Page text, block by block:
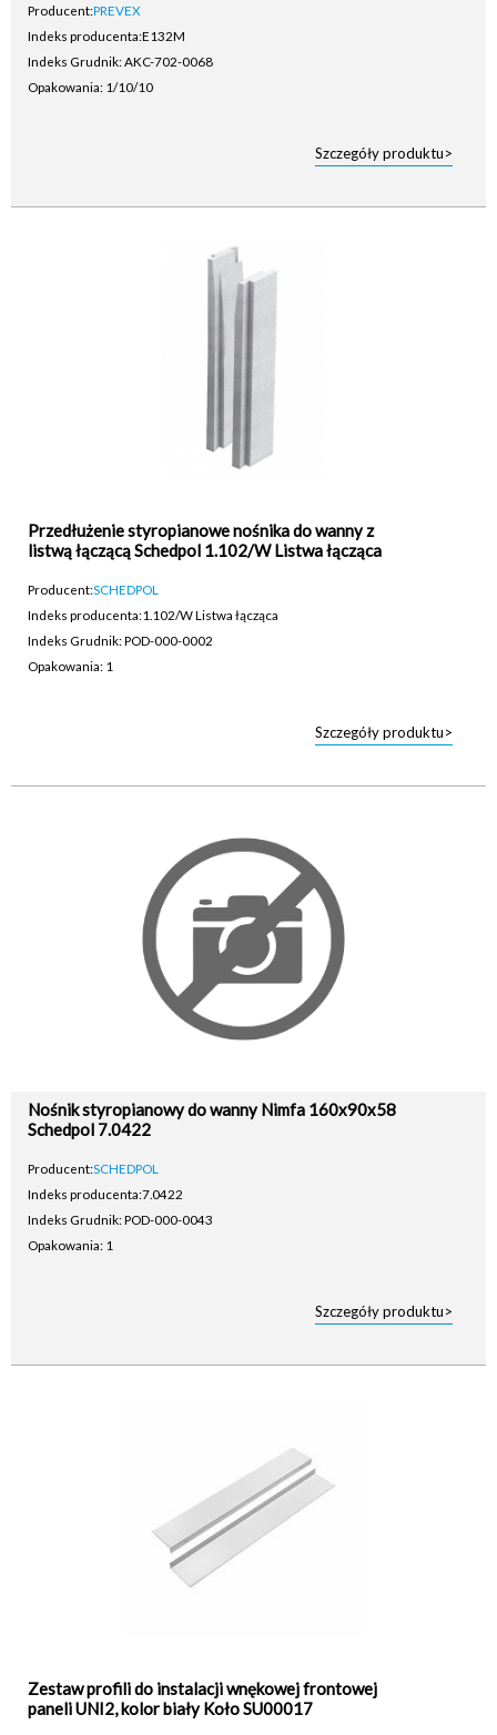
Producent:PREVEX
Indeks producenta:E132M
Indeks Grudnik: AKC-702-0068
Opakowania: 1/10/10
Szczegóły produktu>
Przedłużenie styropianowe nośnika do wanny z
listwą łączącą Schedpol 1.102/W Listwa łącząca
Producent:SCHEDPOL
Indeks producenta:1.102/W Listwa łącząca
Indeks Grudnik: POD-000-0002
Opakowania: 1
Szczegóły produktu>
Nośnik styropianowy do wanny Nimfa 160x90x58
Schedpol 7.0422
Producent:SCHEDPOL
Indeks producenta:7.0422
Indeks Grudnik: POD-000-0043
Opakowania: 1
Szczegóły produktu>
Zestaw profili do instalacji wnękowej frontowej
paneli UNI2, kolor biały Koło SU00017